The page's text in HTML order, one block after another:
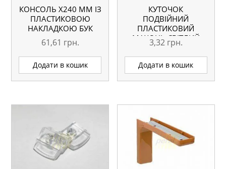
КОНСОЛЬ Х240 ММ ІЗ
ПЛАСТИКОВОЮ
НАКЛАДКОЮ БУК
61,61 грн.
Додати в кошик
КУТОЧОК
ПОДВІЙНИЙ
ПЛАСТИКОВИЙ
МАХОНЬ СВІТЛИЙ
3,32 грн.
Додати в кошик